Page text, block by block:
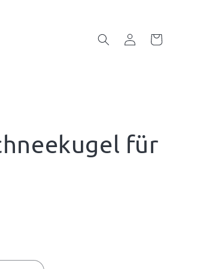
EinloggenWarenkorb
für